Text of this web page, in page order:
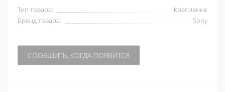
Тип товара:
Крепление
Бренд товара:
Sony
СООБЩИТЬ, КОГДА ПОЯВИТСЯ